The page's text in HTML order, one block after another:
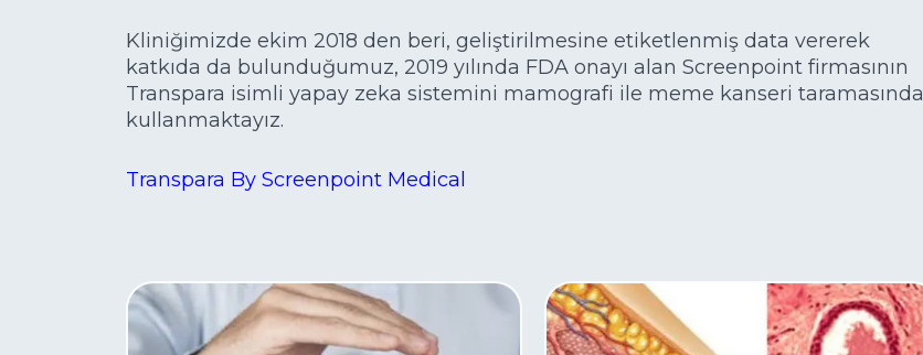
Kliniğimizde ekim 2018 den beri, geliştirilmesine etiketlenmiş data vererek
katkıda da bulunduğumuz, 2019 yılında FDA onayı alan Screenpoint firmasının
Transpara isimli yapay zeka sistemini mamografi ile meme kanseri taramasında
kullanmaktayız.
Transpara By Screenpoint Medical